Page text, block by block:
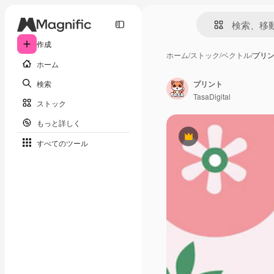
作成
ホーム
検索
ストック
もっと詳しく
すべてのツール
ホーム/ストック/ベクトル/プリ
Premium
プリント
TasaDigital